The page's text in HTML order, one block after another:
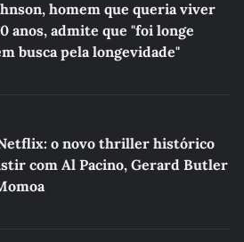
homem que queria viver
anos, admite que "foi longe
busca pela longevidade"
o novo thriller histórico
com Al Pacino, Gerard Butler